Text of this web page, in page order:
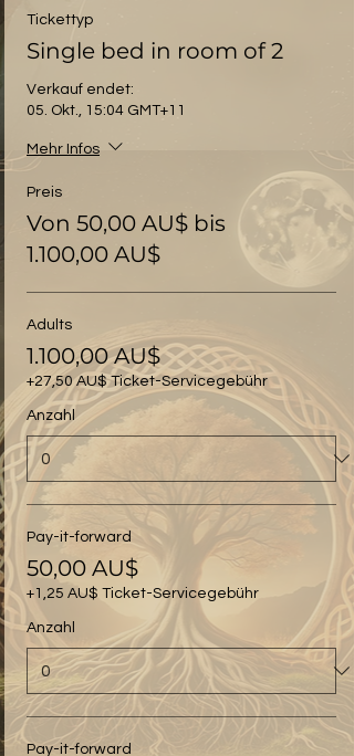
Tickettyp
Single bed in room of 2
Verkauf endet:
05. Okt., 15:04 GMT+11
Mehr Infos
Preis
Von 50,00 AU$ bis
1.100,00 AU$
Adults
1.100,00 AU$
+27,50 AU$ Ticket-Servicegebühr
Anzahl
Pay-it-forward
50,00 AU$
+1,25 AU$ Ticket-Servicegebühr
Anzahl
Pay-it-forward